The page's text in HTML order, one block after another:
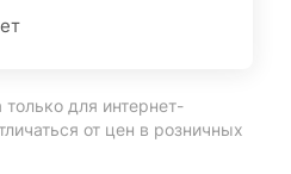
для интернет-
от цен в розничных